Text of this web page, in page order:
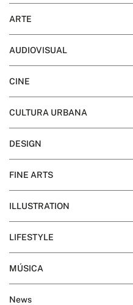
ARTE
AUDIOVISUAL
CINE
CULTURA URBANA
DESIGN
FINE ARTS
ILLUSTRATION
LIFESTYLE
MÚSICA
News